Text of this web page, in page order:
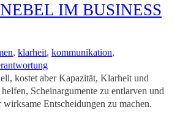
IM BUSINESS
, klarheit, kommunikation
kostet aber Kapazität, Klarheit und
Scheinargumente zu entlarven und
wirksame Entscheidungen zu machen.